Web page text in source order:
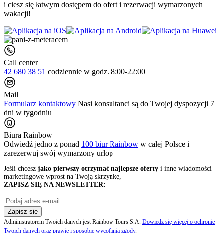
i ciesz się łatwym dostępem do ofert i rezerwacji wymarzonych
wakacji!
Call center
42 680 38 51 codziennie w godz. 8:00-22:00
Mail
Formularz kontaktowy Nasi konsultanci są do Twojej dyspozycji 7
dni w tygodniu
Biura Rainbow
Odwiedź jedno z ponad 100 biur Rainbow w całej Polsce i
zarezerwuj swój wymarzony urlop
Jeśli chcesz jako pierwszy otrzymać najlepsze oferty i inne wiadomości
marketingowe wprost na Twoją skrzynkę,
ZAPISZ SIĘ NA NEWSLETTER:
Zapisz się
Administratorem Twoich danych jest Rainbow Tours S.A. Dowiedz się więcej o ochronie
Twoich danych oraz prawie i sposobie wycofania zgody.